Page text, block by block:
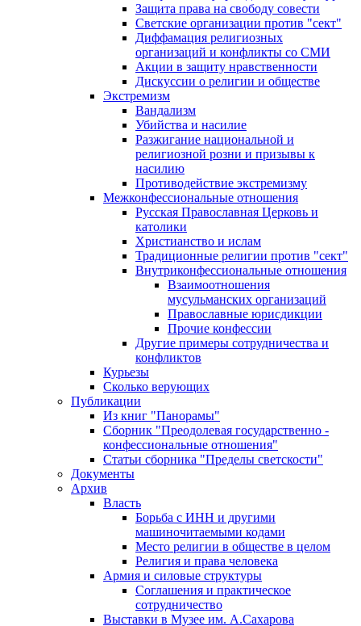
Защита права на свободу совести
Светские организации против "сект"
Диффамация религиозных
организаций и конфликты со СМИ
Акции в защиту нравственности
Дискуссии о религии и обществе
Экстремизм
Вандализм
Убийства и насилие
Разжигание национальной и
религиозной розни и призывы к
насилию
Противодействие экстремизму
Межконфессиональные отношения
Русская Православная Церковь и
католики
Христианство и ислам
Традиционные религии против "сект"
Внутриконфессиональные отношения
Взаимоотношения
мусульманских организаций
Православные юрисдикции
Прочие конфессии
Другие примеры сотрудничества и
конфликтов
Курьезы
Сколько верующих
Публикации
Из книг "Панорамы"
Сборник "Преодолевая государственно -
конфессиональные отношения"
Статьи сборника "Пределы светскости"
Документы
Архив
Власть
Борьба с ИНН и другими
машиночитаемыми кодами
Место религии в обществе в целом
Религия и права человека
Армия и силовые структуры
Соглашения и практическое
сотрудничество
Выставки в Музее им. А.Сахарова